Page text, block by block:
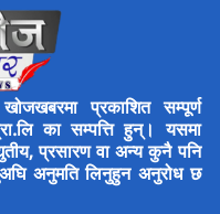
प्रकाशित सम्पूर्ण
का सम्पत्ति हुन्। यसमा
प्रसारण वा अन्य कुनै पनि
अनुमति लिनुहुन अनुरोध छ